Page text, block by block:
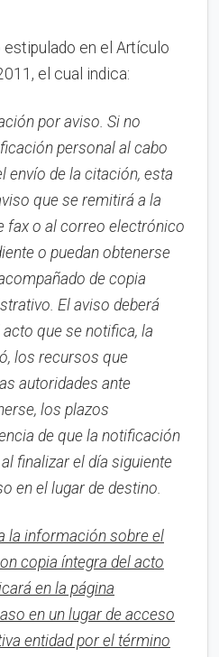
en el Artículo
el cual indica:
por aviso. Si no
personal al cabo
envío de la citación, esta
que se remitirá a la
fax o al correo electrónico
o puedan obtenerse
de copia
El aviso deberá
que se notifica, la
los recursos que
autoridades ante
los plazos
de que la notificación
finalizar el día siguiente
en el lugar de destino.
la información sobre el
copia íntegra del acto
en la página
en un lugar de acceso
entidad por el término